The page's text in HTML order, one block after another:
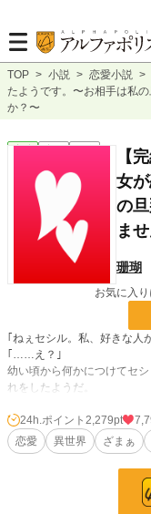
TOP > 小説 > 恋愛小説 >
たようです。〜お相手は私
か？〜
恋愛 完結 短編
【
女
の
ま
珊瑚
お気に入
｢ねぇセシル。私、好きな人
｢……え？｣
幼い頃から何かにつけてセ
れをしたようだ。
うっとりと相手について語
でもちょっと待って、それ
ざまぁというか、微ざまぁ
590 位 /
24h.ポイント 2,279pt
恋愛
異世界 ざまぁ